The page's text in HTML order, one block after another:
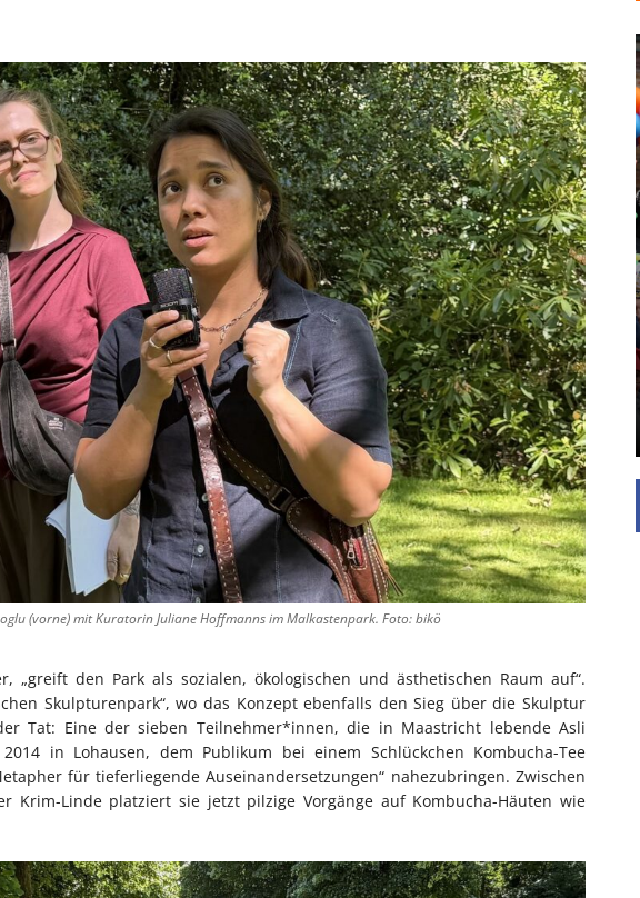
(vorne) mit Kuratorin Juliane Hoffmanns im Malkastenpark. Foto: bikö
„greift den Park als sozialen, ökologischen und ästhetischen Raum auf“.
Skulpturenpark“, wo das Konzept ebenfalls den Sieg über die Skulptur
Tat: Eine der sieben Teilnehmer*innen, die in Maastricht lebende Asli
in Lohausen, dem Publikum bei einem Schlückchen Kombucha-Tee
für tieferliegende Auseinandersetzungen“ nahezubringen. Zwischen
Krim-Linde platziert sie jetzt pilzige Vorgänge auf Kombucha-Häuten wie
INDUSTRIELLER CHIC: WIE
KUNSTSTOFFFENSTER DEN
LOFT-STIL IN IHREM
EINFAMILIENHAUS
UNTERSTÜTZEN
Die Inspiration des industriellen Chics sind die
Werkshallen des Industriezeitalters. Die Basis für
diesen Stil sind große Räume, schlicht gehalten
mit rustikalen Elementen und großen
Fensterflächen. Wie so vieles wurde ...